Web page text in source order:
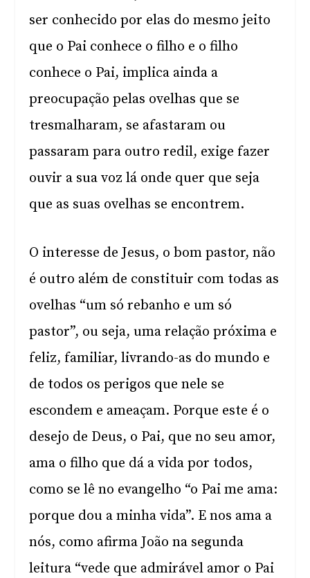
ser conhecido por elas do mesmo jeito
que o Pai conhece o filho e o filho
conhece o Pai, implica ainda a
preocupação pelas ovelhas que se
tresmalharam, se afastaram ou
passaram para outro redil, exige fazer
ouvir a sua voz lá onde quer que seja
que as suas ovelhas se encontrem.
O interesse de Jesus, o bom pastor, não
é outro além de constituir com todas as
ovelhas “um só rebanho e um só
pastor”, ou seja, uma relação próxima e
feliz, familiar, livrando-as do mundo e
de todos os perigos que nele se
escondem e ameaçam. Porque este é o
desejo de Deus, o Pai, que no seu amor,
ama o filho que dá a vida por todos,
como se lê no evangelho “o Pai me ama:
porque dou a minha vida”. E nos ama a
nós, como afirma João na segunda
leitura “vede que admirável amor o Pai